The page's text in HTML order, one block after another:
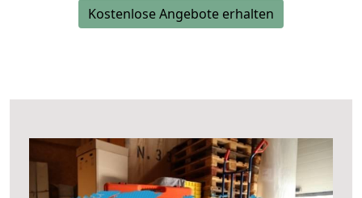
Kostenlose Angebote erhalten